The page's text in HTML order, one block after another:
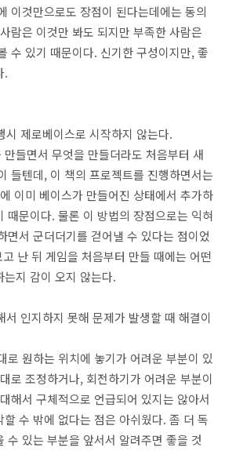
이것만으로도 장점이 된다는데에는 동의
람은 이것만 봐도 되지만 부족한 사람은
수 있기 때문이다. 신기한 구성이지만, 좋
.
시 제로베이스로 시작하지 않는다.
들면서 무엇을 만들더라도 처음부터 새
들텐데, 이 책의 프로젝트를 진행하면서는
이미 베이스가 만들어진 상태에서 추가하
때문이다. 물론 이 방법의 장점으로는 익혀
면서 군더더기를 걷어낼 수 있다는 점이었
난 뒤 게임을 처음부터 만들 때에는 어떤
지 감이 오지 않는다.
서 인지하지 못해 문제가 발생할 때 해결이
로 원하는 위치에 놓기가 어려운 부분이 있
로 조정하거나, 회전하기가 어려운 부분이
해서 구체적으로 언급되어 있지는 않아서
수 밖에 없다는 점은 아쉬웠다. 좀 더 독
수 있는 부분을 앞서서 알려주면 좋을 것